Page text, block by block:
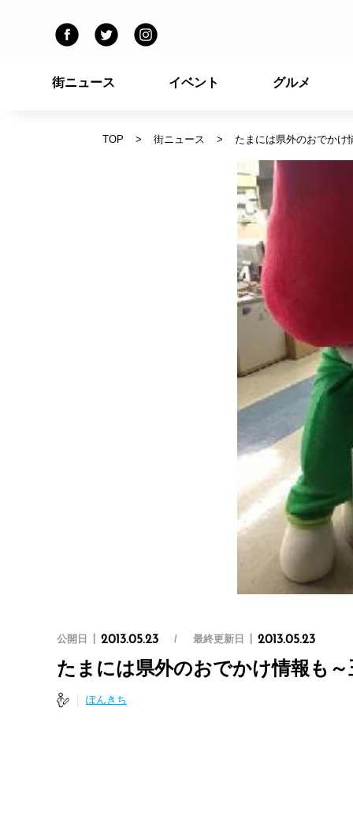
街ニュース イベント グルメ
TOP 街ニュース たまには県外のおでかけ
公開日 2013.05.23 最終更新日 2013.05.23
たまには県外のおでかけ情報も～
ぽんきち